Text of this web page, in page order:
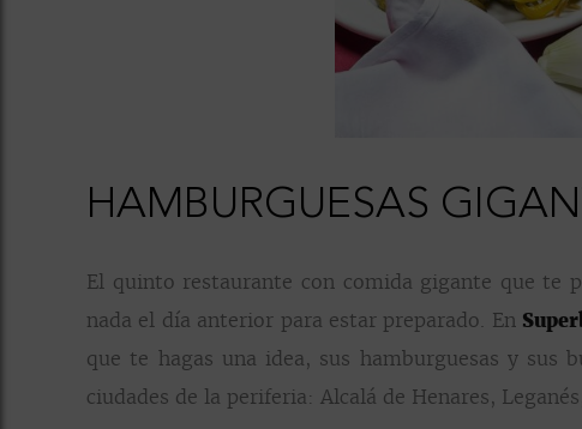
HAMBURGUESAS
El quinto restaurante con comida gigante que te
nada el día anterior para estar preparado. En
que te hagas una idea, sus hamburguesas y sus
ciudades de la periferia: Alcalá de Henares,